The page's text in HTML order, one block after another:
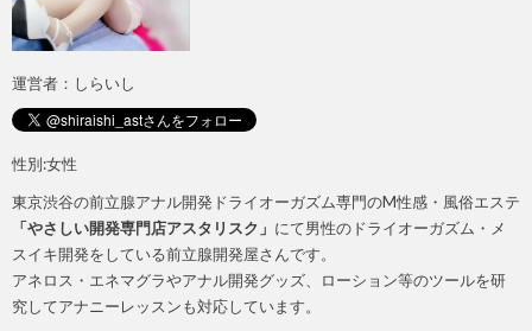
運営者：しらいし
性別:女性
東京渋谷の前立腺アナル開発ドライオーガズム専門のM性感・風俗エステ
「やさしい開発専門店アスタリスク」 にて男性のドライオーガズム・メ
スイキ開発をしている前立腺開発屋さんです。
アネロス・エネマグラやアナル開発グッズ、ローション等のツールを研
究してアナニーレッスンも対応しています。